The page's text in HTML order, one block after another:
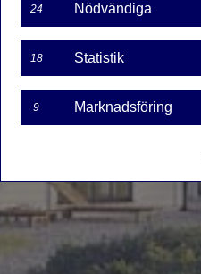
24 Nödvändiga
18 Statistik
9 Marknadsföring